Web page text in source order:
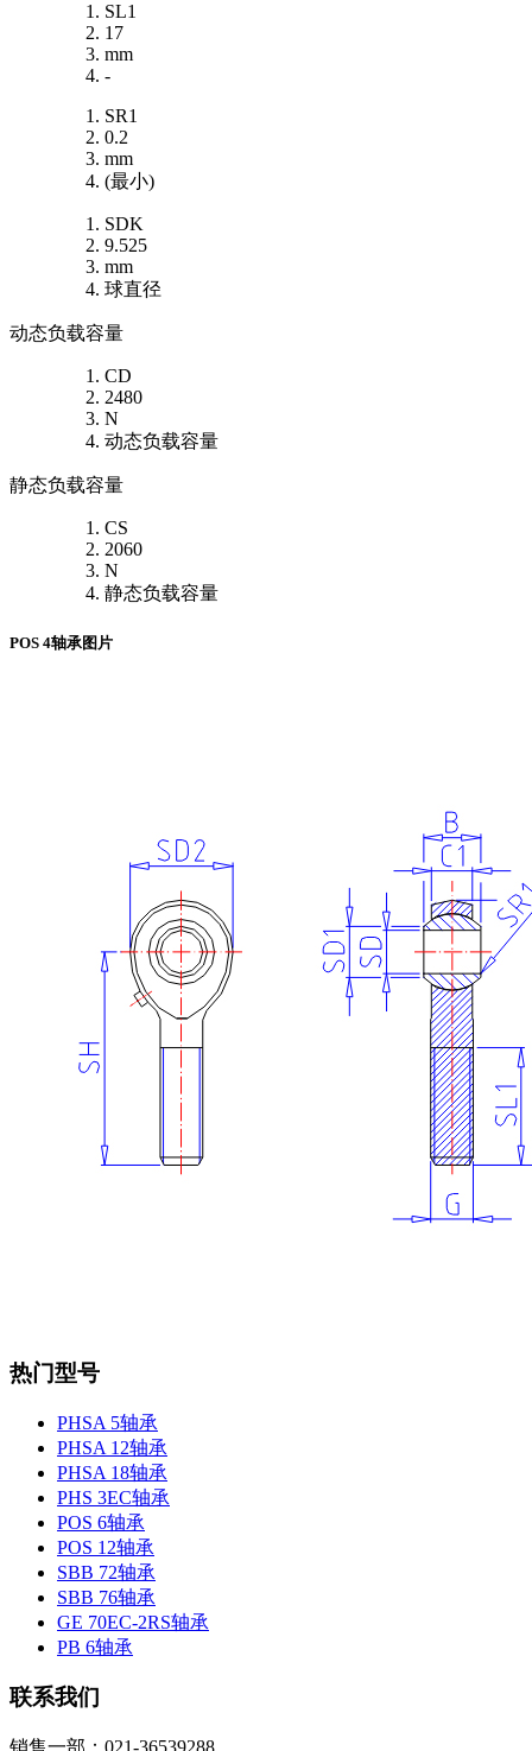
SL1
17
mm
-
SR1
0.2
mm
(最小)
SDK
9.525
mm
球直径
动态负载容量
CD
2480
N
动态负载容量
静态负载容量
CS
2060
N
静态负载容量
POS 4轴承图片
热门型号
PHSA 5轴承
PHSA 12轴承
PHSA 18轴承
PHS 3EC轴承
POS 6轴承
POS 12轴承
SBB 72轴承
SBB 76轴承
GE 70EC-2RS轴承
PB 6轴承
联系我们
销售一部：021-36539288